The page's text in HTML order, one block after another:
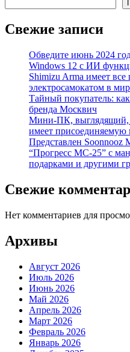
Свежие записи
Обведите июнь 2024
Windows 12 с ИИ
Shimizu Arma имеет
электросамокатом в
Тайный покупатель:
бренда Москвич
Мини-ПК, выглядящий,
имеет присоединяемую
Представлен Soonnooz
“Прогресс МС-25” с
подарками и другими
Свежие
Нет комментариев для
Архивы
Август 2026
Июль 2026
Июнь 2026
Май 2026
Апрель 2026
Март 2026
Февраль 2026
Январь 2026